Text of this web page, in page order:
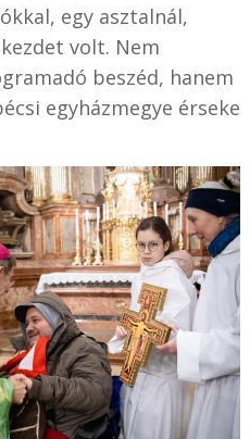
egy asztalnál,
volt. Nem
beszéd, hanem
egyházmegye érseke